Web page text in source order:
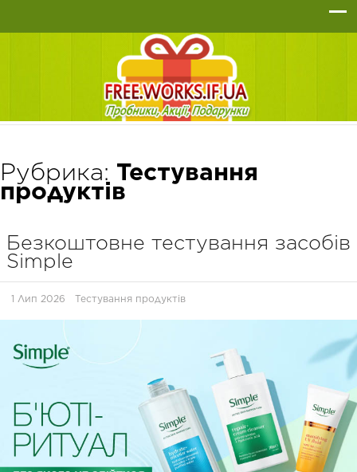
Рубрика: Тестування
продуктів
Безкоштовне тестування засобів
Simple
1 Лип 2026 Тестування продуктів